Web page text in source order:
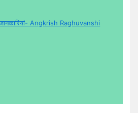
Angkrish Raghuvanshi